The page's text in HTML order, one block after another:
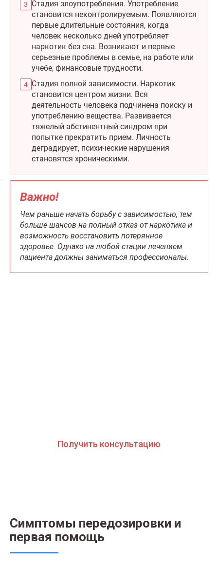
Стадия злоупотребления. Употребление
становится неконтролируемым. Появляются
первые длительные состояния, когда
человек несколько дней употребляет
наркотик без сна. Возникают и первые
серьезные проблемы в семье, на работе или
учебе, финансовые трудности.
Стадия полной зависимости. Наркотик
становится центром жизни. Вся
деятельность человека подчинена поиску и
употреблению вещества. Развивается
тяжелый абстинентный синдром при
попытке прекратить прием. Личность
деградирует, психические нарушения
становятся хроническими.
Важно!
Чем раньше начать борьбу с зависимостью, тем
больше шансов на полный отказ от наркотика и
возможность восстановить потерянное
здоровье. Однако на любой стации лечением
пациента должны заниматься профессионалы.
Получить консультацию
Симптомы передозировки и
первая помощь